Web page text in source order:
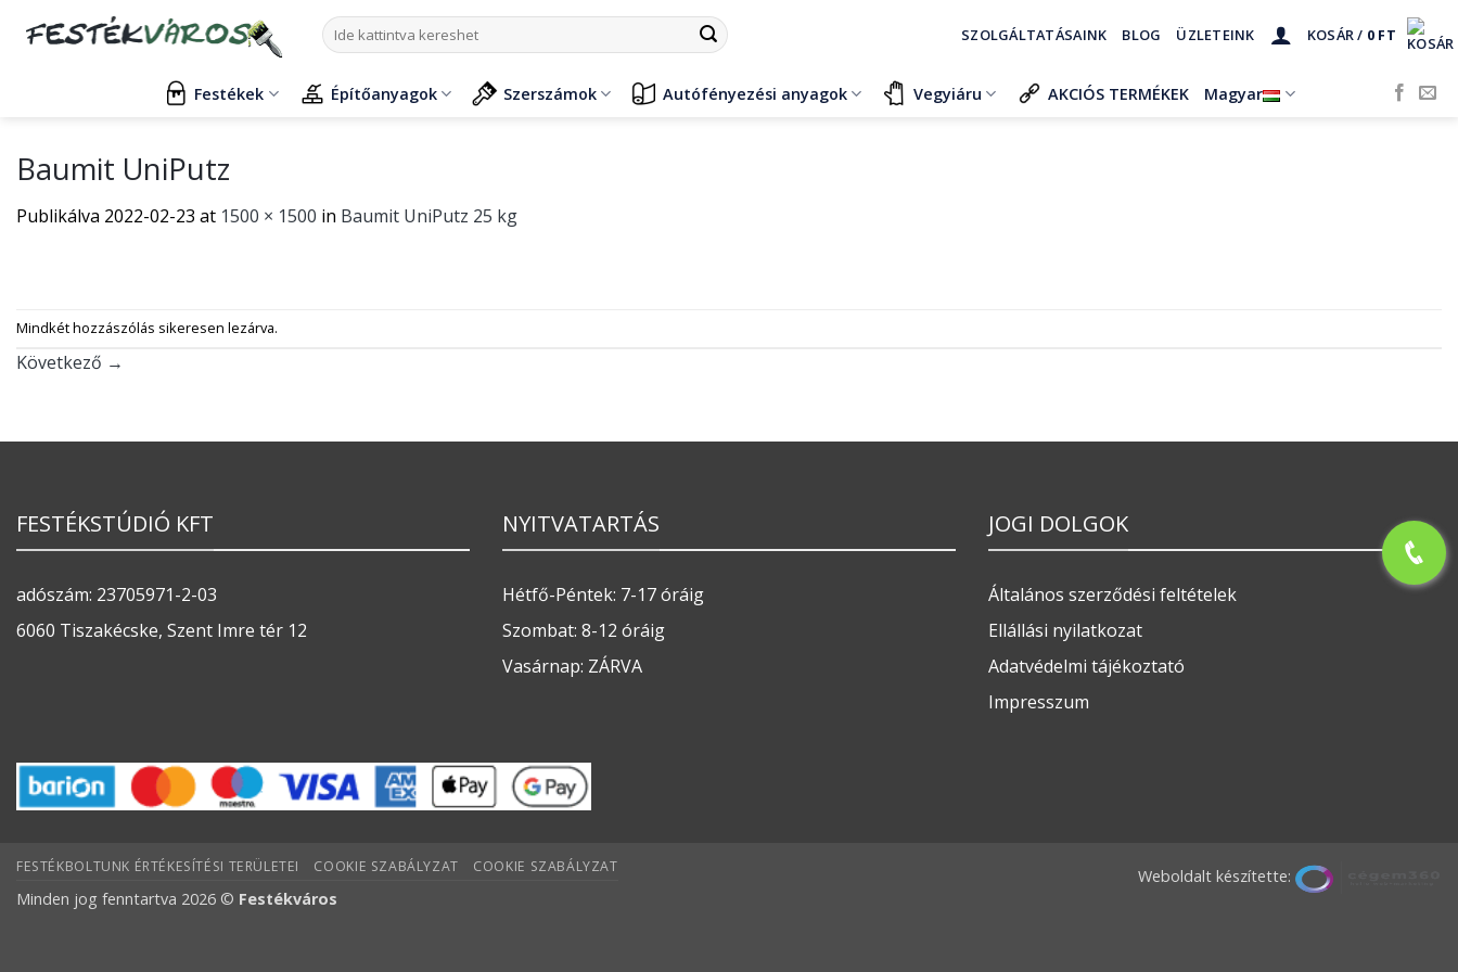
Keresés
a
SZOLGÁLTATÁSAINK BLOG ÜZLETEINK KOSÁR / 0 FT
Festékek Építőanyagok Szerszámok Autófényezési anyagok Vegyiáru AKCIÓS TERMÉKEK Magyar
Baumit UniPutz
Publikálva 2022-02-23 at 1500 × 1500 in Baumit UniPutz 25 kg
Mindkét hozzászólás sikeresen lezárva.
Következő →
FESTÉKSTÚDIÓ KFT
adószám: 23705971-2-03
6060 Tiszakécske, Szent Imre tér 12
NYITVATARTÁS
Hétfő-Péntek: 7-17 óráig
Szombat: 8-12 óráig
Vasárnap: ZÁRVA
JOGI DOLGOK
Általános szerződési feltételek
Ellállási nyilatkozat
Adatvédelmi tájékoztató
Impresszum
Weboldalt készítette:
FESTÉKBOLTUNK ÉRTÉKESÍTÉSI TERÜLETEI COOKIE SZABÁLYZAT COOKIE SZABÁLYZAT
Minden jog fenntartva 2026 © Festékváros